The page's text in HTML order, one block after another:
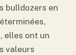
bulldozers en
elles ont un
valeurs